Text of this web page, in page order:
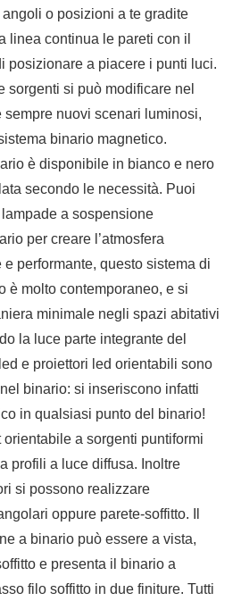
o posizioni a te gradite
linea continua le pareti con il
posizionare a piacere i punti luci.
sorgenti si può modificare nel
sempre nuovi scenari luminosi,
binario magnetico.
è disponibile in bianco e nero
secondo le necessità. Puoi
a sospensione
per creare l’atmosfera
performante, questo sistema di
è molto contemporaneo, e si
minimale negli spazi abitativi
la luce parte integrante del
e proiettori led orientabili sono
binario: si inseriscono infatti
in qualsiasi punto del binario!
a sorgenti puntiformi
profili a luce diffusa. Inoltre
si possono realizzare
oppure parete-soffitto. Il
a binario può essere a vista,
e presenta il binario a
filo soffitto in due finiture. Tutti